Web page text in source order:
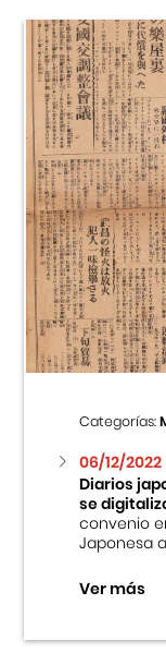
Categorías:
06/12/2022
Diarios
se
convenio
Japonesa
Ver más